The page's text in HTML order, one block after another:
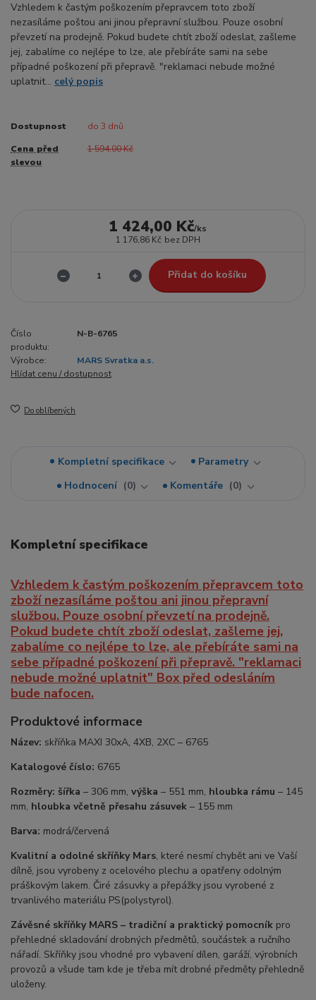
Vzhledem k častým poškozením přepravcem toto zboží
nezasíláme poštou ani jinou přepravní službou. Pouze osobní
převzetí na prodejně. Pokud budete chtít zboží odeslat, zašleme
jej, zabalíme co nejlépe to lze, ale přebíráte sami na sebe
případné poškození při přepravě. "reklamaci nebude možné
uplatnit... celý popis
Dostupnost do 3 dnů
Cena před
slevou
1 594,00 Kč
1 424,00 Kč/ks
1 176,86 Kč bez DPH
Přidat do košíku
Číslo
produktu:
N-B-6765
Výrobce:
MARS Svratka a.s.
Hlídat cenu / dostupnost
Do oblíbených
Kompletní specifikace
Parametry
Hodnocení
0 Komentáře 0
Kompletní specifikace
Vzhledem k častým poškozením přepravcem toto
zboží nezasíláme poštou ani jinou přepravní
službou. Pouze osobní převzetí na prodejně.
Pokud budete chtít zboží odeslat, zašleme jej,
zabalíme co nejlépe to lze, ale přebíráte sami na
sebe případné poškození při přepravě. "reklamaci
nebude možné uplatnit" Box před odesláním
bude nafocen.
Produktové informace
Název: skříňka MAXI 30xA, 4XB, 2XC – 6765
Katalogové číslo: 6765
Rozměry: šířka – 306 mm, výška – 551 mm, hloubka rámu – 145
mm, hloubka včetně přesahu zásuvek – 155 mm
Barva: modrá/červená
Kvalitní a odolné skříňky Mars, které nesmí chybět ani ve Vaší
dílně, jsou vyrobeny z ocelového plechu a opatřeny odolným
práškovým lakem. Čiré zásuvky a přepážky jsou vyrobené z
trvanlivého materiálu PS(polystyrol).
Závěsné skříňky MARS – tradiční a praktický pomocník pro
přehledné skladování drobných předmětů, součástek a ručního
nářadí. Skříňky jsou vhodné pro vybavení dílen, garáží, výrobních
provozů a všude tam kde je třeba mít drobné předměty přehledně
uloženy.